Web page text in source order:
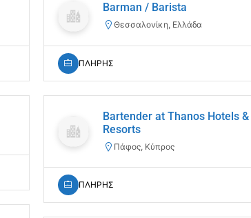
Barman / Barista
Θεσσαλονίκη, Ελλάδα
ΠΛΗΡΗΣ
Bartender at Thanos Hotels &
Resorts
Πάφος, Κύπρος
ΠΛΗΡΗΣ